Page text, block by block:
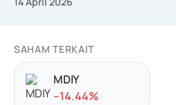
SAHAM TERKAIT
MDIY
--14.44%